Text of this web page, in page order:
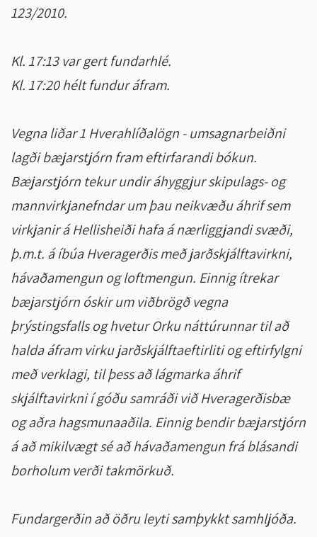
123/2010.
Kl. 17:13 var gert fundarhlé.
Kl. 17:20 hélt fundur áfram.
Vegna liðar 1 Hverahlíðalögn - umsagnarbeiðni
lagði bæjarstjórn fram eftirfarandi bókun.
Bæjarstjórn tekur undir áhyggjur skipulags- og
mannvirkjanefndar um þau neikvæðu áhrif sem
virkjanir á Hellisheiði hafa á nærliggjandi svæði,
þ.m.t. á íbúa Hveragerðis með jarðskjálftavirkni,
hávaðamengun og loftmengun. Einnig ítrekar
bæjarstjórn óskir um viðbrögð vegna
þrýstingsfalls og hvetur Orku náttúrunnar til að
halda áfram virku jarðskjálftaeftirliti og eftirfylgni
með verklagi, til þess að lágmarka áhrif
skjálftavirkni í góðu samráði við Hveragerðisbæ
og aðra hagsmunaaðila. Einnig bendir bæjarstjórn
á að mikilvægt sé að hávaðamengun frá blásandi
borholum verði takmörkuð.
Fundargerðin að öðru leyti samþykkt samhljóða.